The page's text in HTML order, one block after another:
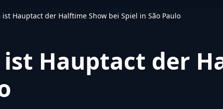
ist Hauptact der Halftime Show bei Spiel in São Paulo
Hauptact der